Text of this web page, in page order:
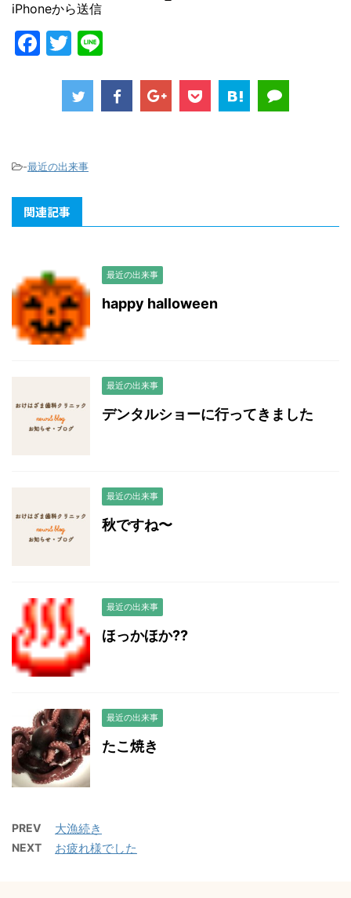
iPhoneから送信
F
o
o
k
T
itt
er
e
-最近の出来事
関連記事
最近の出来事
happy halloween
最近の出来事
デンタルショーに行ってきました
最近の出来事
秋ですね〜
最近の出来事
ほっかほか??
最近の出来事
たこ焼き
PREV 大漁続き
NEXT お疲れ様でした